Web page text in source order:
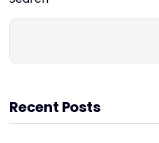
Recent Posts